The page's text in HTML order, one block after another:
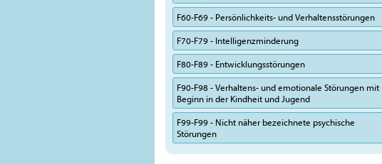
F60-F69 - Persönlichkeits- und Verhaltensstörungen
F70-F79 - Intelligenzminderung
F80-F89 - Entwicklungsstörungen
F90-F98 - Verhaltens- und emotionale Störungen mit
Beginn in der Kindheit und Jugend
F99-F99 - Nicht näher bezeichnete psychische
Störungen